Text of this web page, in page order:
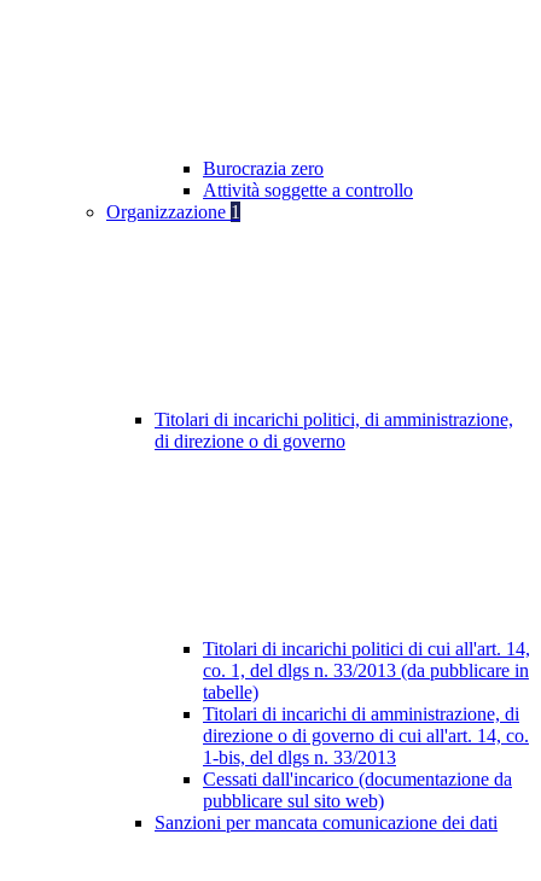
Burocrazia zero
Attività soggette a controllo
Organizzazione 1
Titolari di incarichi politici, di amministrazione,
di direzione o di governo
Titolari di incarichi politici di cui all'art. 14,
co. 1, del dlgs n. 33/2013 (da pubblicare in
tabelle)
Titolari di incarichi di amministrazione, di
direzione o di governo di cui all'art. 14, co.
1-bis, del dlgs n. 33/2013
Cessati dall'incarico (documentazione da
pubblicare sul sito web)
Sanzioni per mancata comunicazione dei dati